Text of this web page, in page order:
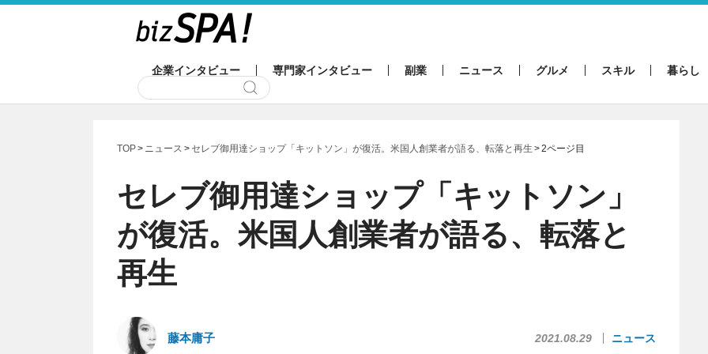
企業インタビュー 専門家インタビュー 副業 ニュース グルメ スキル 暮らし
TOP ニュース セレブ御用達ショップ「キットソン」が復活。米国人創業者が語る、転落と再生 2ページ目
セレブ御用達ショップ「キットソン」
が復活。米国人創業者が語る、転落と
再生
藤本庸子 2021.08.29 ニュース